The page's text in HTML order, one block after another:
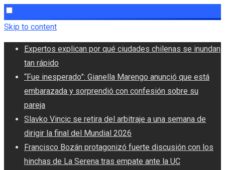
Skip to content
Expertos explican por qué ciudades chilenas se inundan
tan rápido
“Fue inesperado”: Gianella Marengo anunció que está
embarazada y sorprendió con confesión sobre su
pareja
Slavko Vincic se retira del arbitraje a una semana de
dirigir la final del Mundial 2026
Francisco Bozán protagonizó fuerte discusión con los
hinchas de La Serena tras empate ante la UC